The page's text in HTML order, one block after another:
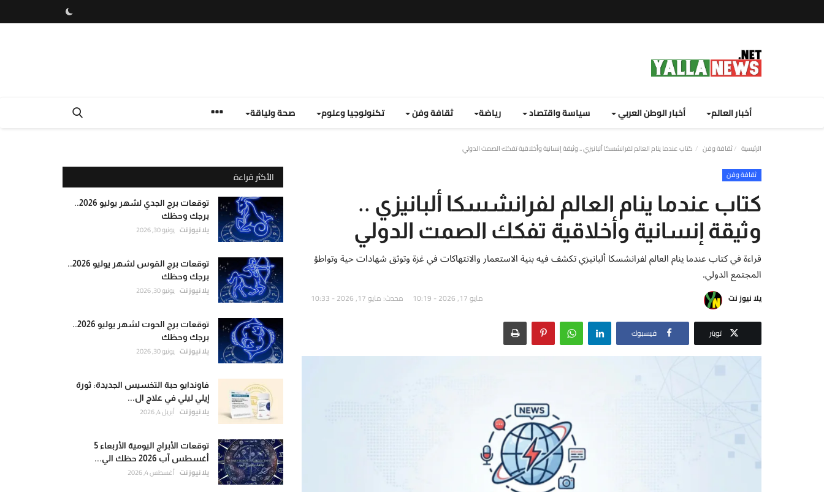
أخبار العالم أخبار الوطن العربي سياسة واقتصاد رياضة ثقافة وفن تكنولوجيا وعلوم صحة ولياقة
الرئيسية ثقافة وفن كتاب عندما ينام العالم لفرانشسكا ألبانيزي .. وثيقة إنسانية وأخلاقية تفكك الصمت الدولي
ثقافة وفن
كتاب عندما ينام العالم لفرانشسكا ألبانيزي ..
وثيقة إنسانية وأخلاقية تفكك الصمت الدولي
قراءة في كتاب عندما ينام العالم لفرانشسكا ألبانيزي تكشف فيه بنية الاستعمار والانتهاكات في غزة وتوثق شهادات حية وتواطؤ
المجتمع الدولي.
يلا نيوز نت مايو 17, 2026 - 10:19 محدث: مايو 17, 2026 - 10:33
تويتر فيسبوك
الأكثر قراءة
توقعات برج الجدي لشهر يوليو 2026..
برجك وحظك
يلا نيوز نت يونيو 30, 2026
توقعات برج القوس لشهر يوليو 2026..
برجك وحظك
يلا نيوز نت يونيو 30, 2026
توقعات برج الحوت لشهر يوليو 2026..
برجك وحظك
يلا نيوز نت يونيو 30, 2026
فاوندايو حبة التخسيس الجديدة: ثورة
إيلي ليلي في علاج ال...
يلا نيوز نت أبريل 4, 2026
توقعات الأبراج اليومية الأربعاء 5
أغسطس آب 2026 حظك الي...
يلا نيوز نت أغسطس 4, 2026